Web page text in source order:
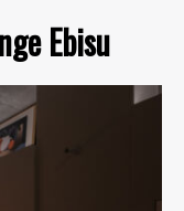
Ebisu